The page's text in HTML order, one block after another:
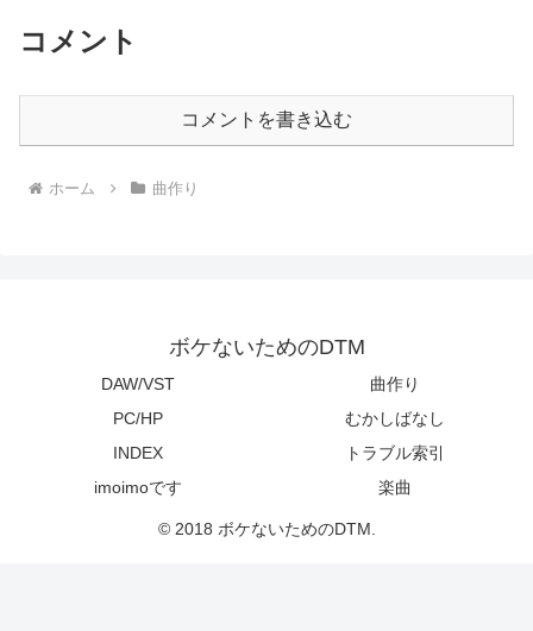
コメント
コメントを書き込む
ホーム 曲作り
ボケないためのDTM
DAW/VST
曲作り
PC/HP
むかしばなし
INDEX
トラブル索引
imoimoです
楽曲
© 2018 ボケないためのDTM.